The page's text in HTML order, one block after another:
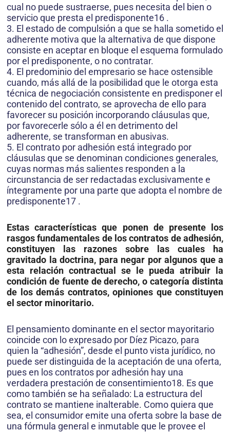
cual no puede sustraerse, pues necesita del bien o
servicio que presta el predisponente16 .
3. El estado de compulsión a que se halla sometido el
adherente motiva que la alternativa de que dispone
consiste en aceptar en bloque el esquema formulado
por el predisponente, o no contratar.
4. El predominio del empresario se hace ostensible
cuando, más allá de la posibilidad que le otorga esta
técnica de negociación consistente en predisponer el
contenido del contrato, se aprovecha de ello para
favorecer su posición incorporando cláusulas que,
por favorecerle sólo a él en detrimento del
adherente, se transforman en abusivas.
5. El contrato por adhesión está integrado por
cláusulas que se denominan condiciones generales,
cuyas normas más salientes responden a la
circunstancia de ser redactadas exclusivamente e
íntegramente por una parte que adopta el nombre de
predisponente17 .
Estas características que ponen de presente los
rasgos fundamentales de los contratos de adhesión,
constituyen las razones sobre las cuales ha
gravitado la doctrina, para negar por algunos que a
esta relación contractual se le pueda atribuir la
condición de fuente de derecho, o categoría distinta
de los demás contratos, opiniones que constituyen
el sector minoritario.
El pensamiento dominante en el sector mayoritario
coincide con lo expresado por Díez Picazo, para
quien la “adhesión”, desde el punto vista jurídico, no
puede ser distinguida de la aceptación de una oferta,
pues en los contratos por adhesión hay una
verdadera prestación de consentimiento18. Es que
como también se ha señalado: La estructura del
contrato se mantiene inalterable. Como quiera que
sea, el consumidor emite una oferta sobre la base de
una fórmula general e inmutable que le provee el